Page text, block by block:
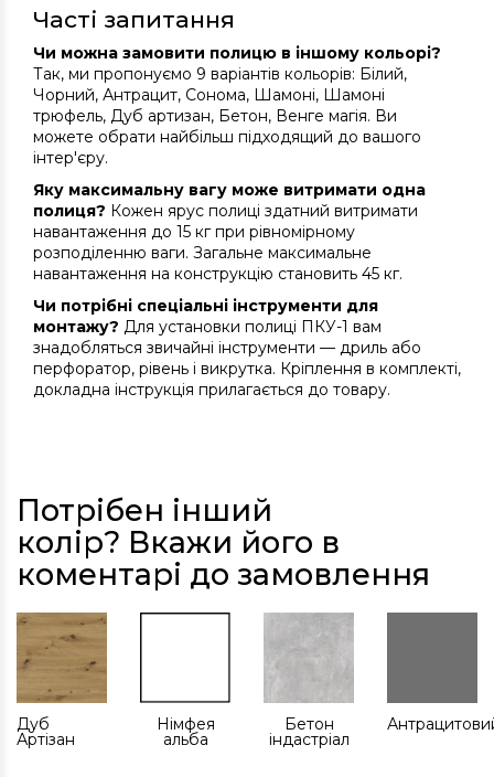
Часті запитання
Чи можна замовити полицю в іншому кольорі?
Так, ми пропонуємо 9 варіантів кольорів: Білий,
Чорний, Антрацит, Сонома, Шамоні, Шамоні
трюфель, Дуб артизан, Бетон, Венге магія. Ви
можете обрати найбільш підходящий до вашого
інтер'єру.
Яку максимальну вагу може витримати одна
полиця? Кожен ярус полиці здатний витримати
навантаження до 15 кг при рівномірному
розподіленню ваги. Загальне максимальне
навантаження на конструкцію становить 45 кг.
Чи потрібні спеціальні інструменти для
монтажу? Для установки полиці ПКУ-1 вам
знадобляться звичайні інструменти — дриль або
перфоратор, рівень і викрутка. Кріплення в комплекті,
докладна інструкція прилагається до товару.
Потрібен інший
колір? Вкажи його в
коментарі до замовлення
Дуб
Артізан
Німфея
альба
Бетон
індастріал